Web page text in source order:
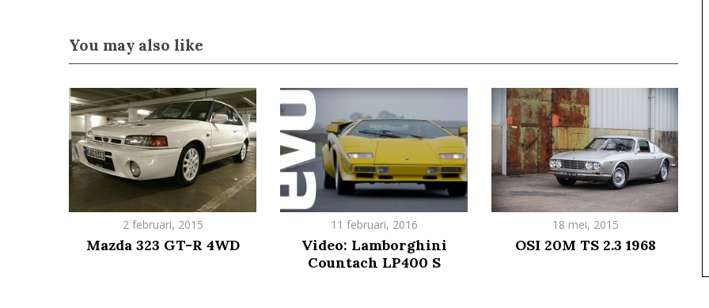
You may also like
2 februari, 2015
Mazda 323 GT-R 4WD
11 februari, 2016
Video: Lamborghini
Countach LP400 S
18 mei, 2015
OSI 20M TS 2.3 1968